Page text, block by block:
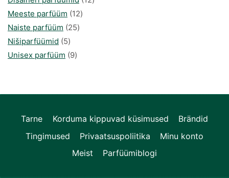
Meeste parfüüm 1212
Naiste parfüüm 2525
Nišiparfüümid 55
toodet
Unisex parfüüm 99
Tarne Korduma kippuvad küsimused
Brändid
Tingimused
Privaatsuspoliitika
Minu konto
Meist
Parfüümiblogi